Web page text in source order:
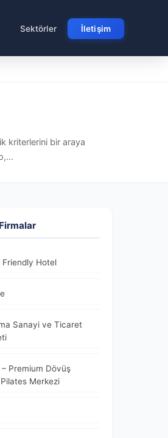
Sektörler İletişim
kriterlerini bir araya
Friendly Hotel
Sanayi ve Ticaret
Premium Dövüş
Merkezi